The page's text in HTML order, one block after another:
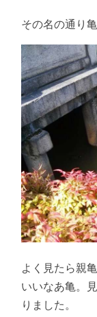
その名の通り
よく見たら親
いいなあ亀。
りました。